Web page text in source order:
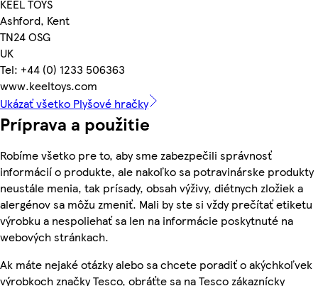
KEEL TOYS
Ashford, Kent
TN24 OSG
UK
Tel: +44 (0) 1233 506363
www.keeltoys.com
Ukázať všetko Plyšové hračky
Príprava a použitie
Robíme všetko pre to, aby sme zabezpečili správnosť
informácií o produkte, ale nakoľko sa potravinárske produkty
neustále menia, tak prísady, obsah výživy, diétnych zložiek a
alergénov sa môžu zmeniť. Mali by ste si vždy prečítať etiketu
výrobku a nespoliehať sa len na informácie poskytnuté na
webových stránkach.
Ak máte nejaké otázky alebo sa chcete poradiť o akýchkoľvek
výrobkoch značky Tesco, obráťte sa na Tesco zákaznícky